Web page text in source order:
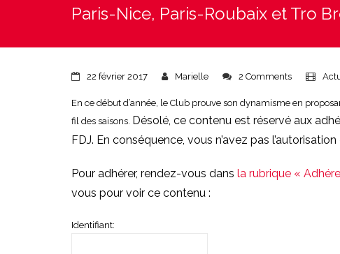
Paris-Nice, Paris-Roubaix et Tro
22 février 2017 Marielle 2 Comments
En ce début d’année, le Club prouve son dynamisme en
fil des saisons. Désolé, ce contenu est réservé aux
FDJ. En conséquence, vous n’avez pas
Pour adhérer, rendez-vous dans la rubrique «
vous pour voir ce contenu :
Identifiant: